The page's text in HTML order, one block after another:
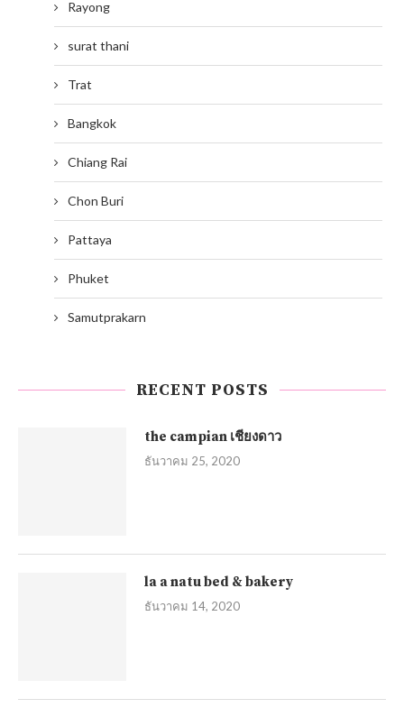
Rayong
surat thani
Trat
Bangkok
Chiang Rai
Chon Buri
Pattaya
Phuket
Samutprakarn
RECENT POSTS
the campian เชียงดาว
ธันวาคม 25, 2020
la a natu bed & bakery
ธันวาคม 14, 2020